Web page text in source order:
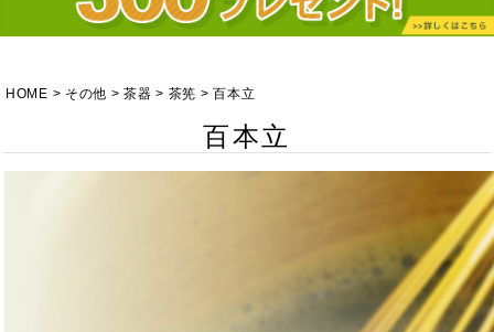
HOME その他 茶器 茶筅 百本立
百本立